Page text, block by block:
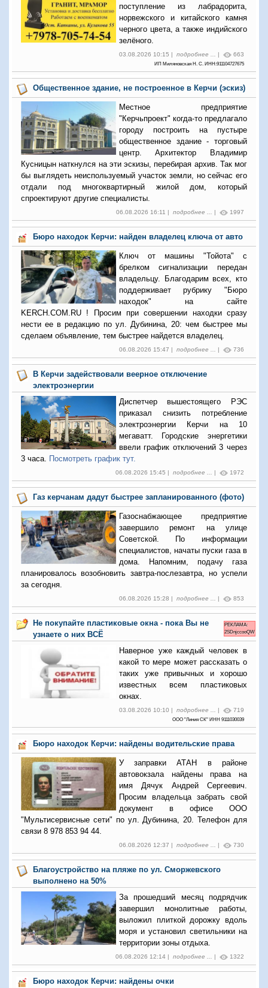
поступление из лабрадорита,
норвежского и китайского камня
черного цвета, а также индийского
зелёного.
03.08.2026 10:15 | подробнее ... | 663
ИП Миляновская Н. С. ИНН:911104727675
Общественное здание, не построенное в Керчи (эскиз)
Местное предприятие
"Керчьпроект" когда-то предлагало
городу построить на пустыре
общественное здание - торговый
центр. Архитектор Владимир
Кусницын наткнулся на эти эскизы, перебирая архив. Так мог
бы выглядеть неиспользуемый участок земли, но сейчас его
отдали под многоквартирный жилой дом, который
спроектируют другие специалисты.
06.08.2026 16:11 | подробнее ... | 1997
Бюро находок Керчи: найден владелец ключа от авто
Ключ от машины "Тойота" с
брелком сигнализации передан
владельцу. Благодарим всех, кто
поддерживает рубрику "Бюро
находок" на сайте
KERCH.COM.RU ! Просим при совершении находки сразу
нести ее в редакцию по ул. Дубинина, 20: чем быстрее мы
сделаем объявление, тем быстрее найдется владелец.
06.08.2026 15:47 | подробнее ... | 736
В Керчи задействовали веерное отключение
электроэнергии
Диспетчер вышестоящего РЭС
приказал снизить потребление
электроэнергии Керчи на 10
мегаватт. Городские энергетики
ввели график отключений 3 через
3 часа.
Посмотреть график тут.
06.08.2026 15:45 | подробнее ... | 1972
Газ керчанам дадут быстрее запланированного (фото)
Газоснабжающее предприятие
завершило ремонт на улице
Советской. По информации
специалистов, начаты пуски газа в
дома. Напомним, подачу газа
планировалось возобновить завтра-послезавтра, но успели
за сегодня.
06.08.2026 15:28 | подробнее ... | 853
Не покупайте пластиковые окна - пока Вы не
узнаете о них ВСЁ
РЕКЛАМА:
2SDnjccooQW
Наверное уже каждый человек в
какой то мере может рассказать о
таких уже привычных и хорошо
известных всем пластиковых
окнах.
03.08.2026 10:10 | подробнее ... | 719
ООО "Линия СК" ИНН 9111030039
Бюро находок Керчи: найдены водительские права
У заправки АТАН в районе
автовокзала найдены права на
имя Дячук Андрей Сергеевич.
Просим владельца забрать свой
документ в офисе ООО
"Мультисервисные сети" по ул. Дубинина, 20. Телефон для
связи 8 978 853 94 44.
06.08.2026 12:37 | подробнее ... | 730
Благоустройство на пляже по ул. Сморжевского
выполнено на 50%
За прошедший месяц подрядчик
завершил монолитные работы,
выложил плиткой дорожку вдоль
моря и установил светильники на
территории зоны отдыха.
06.08.2026 12:14 | подробнее ... | 1322
Бюро находок Керчи: найдены очки